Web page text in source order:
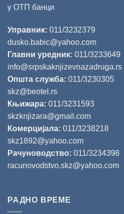
у ОТП банци
Управник: 011/3232379
dusko.babic@yahoo.com
Главни уредник: 011/3233649
info@srpskaknjizevnazadruga.rs
Општа служба: 011/3230305
skz@beotel.rs
Књижара: 011/3231593
skzknjizara@gmail.com
Комерцијала: 011/3238218
skz1892@yahoo.com
Рачуноводство: 011/3234398
racunovodstvo.skz@yahoo.com
РАДНО ВРЕМЕ